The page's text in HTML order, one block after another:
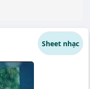
Sheet nhạc